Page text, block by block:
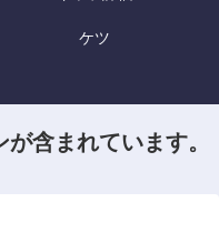
ケツ
含まれています。